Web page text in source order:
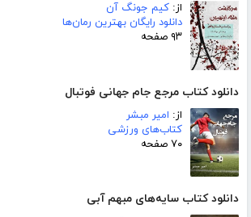
از: کیم جونگ آن
دانلود رایگان بهترین رمان‌ها
۹۳ صفحه
دانلود کتاب مرجع جام جهانی فوتبال
از: امیر مبشر
کتاب‌های ورزشی
۷۰ صفحه
دانلود کتاب سایه‌های مبهم آبی